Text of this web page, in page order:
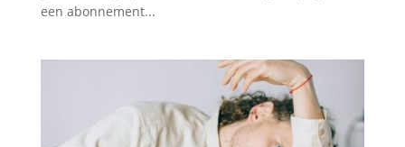
een abonnement...